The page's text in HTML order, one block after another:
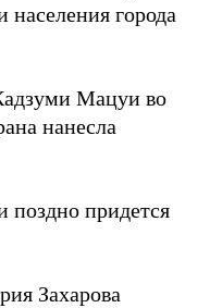
населения города
Мацуи во
нанесла
придется
Захарова